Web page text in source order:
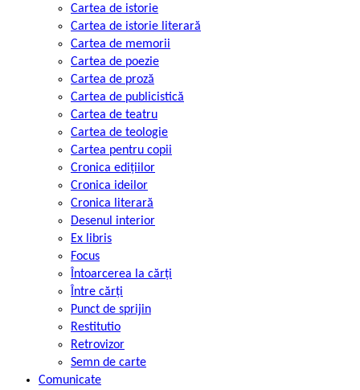
Cartea de istorie
Cartea de istorie literară
Cartea de memorii
Cartea de poezie
Cartea de proză
Cartea de publicistică
Cartea de teatru
Cartea de teologie
Cartea pentru copii
Cronica edițiilor
Cronica ideilor
Cronica literară
Desenul interior
Ex libris
Focus
Întoarcerea la cărți
Între cărți
Punct de sprijin
Restitutio
Retrovizor
Semn de carte
Comunicate